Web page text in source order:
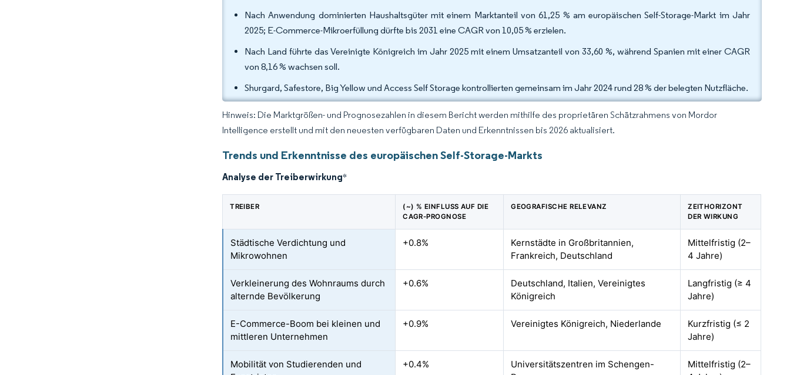
Nach Anwendung dominierten Haushaltsgüter mit einem Marktanteil von 61,25 % am europäischen Self-Storage-Markt im Jahr
2025; E-Commerce-Mikroerfüllung dürfte bis 2031 eine CAGR von 10,05 % erzielen.
Nach Land führte das Vereinigte Königreich im Jahr 2025 mit einem Umsatzanteil von 33,60 %, während Spanien mit einer CAGR
von 8,16 % wachsen soll.
Shurgard, Safestore, Big Yellow und Access Self Storage kontrollierten gemeinsam im Jahr 2024 rund 28 % der belegten Nutzfläche.
Hinweis: Die Marktgrößen- und Prognosezahlen in diesem Bericht werden mithilfe des proprietären Schätzrahmens von Mordor
Intelligence erstellt und mit den neuesten verfügbaren Daten und Erkenntnissen bis 2026 aktualisiert.
Trends und Erkenntnisse des europäischen Self-Storage-Markts
Analyse der Treiberwirkung*
TREIBER
(~) % EINFLUSS AUF DIE
CAGR-PROGNOSE
GEOGRAFISCHE RELEVANZ
ZEITHORIZONT
DER WIRKUNG
Städtische Verdichtung und
Mikrowohnen
+0.8%
Kernstädte in Großbritannien,
Frankreich, Deutschland
Mittelfristig (2–
4 Jahre)
Verkleinerung des Wohnraums durch
alternde Bevölkerung
+0.6%
Deutschland, Italien, Vereinigtes
Königreich
Langfristig (≥ 4
Jahre)
E-Commerce-Boom bei kleinen und
mittleren Unternehmen
+0.9% Vereinigtes Königreich, Niederlande
Kurzfristig (≤ 2
Jahre)
Mobilität von Studierenden und
+0.4%
Universitätszentren im Schengen-
Mittelfristig (2–